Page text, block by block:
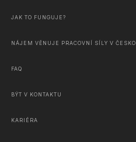
JAK TO FUNGUJE?
NÁJEM VĚNUJE PRACOVNÍ SÍLY V ČESKO
FAQ
BÝT V KONTAKTU
KARIÉRA